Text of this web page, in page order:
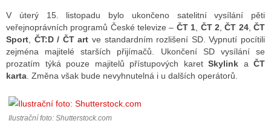
RÁDIÍ
VYSÍLAČE
TELEVIZE
V úterý 15. listopadu bylo ukončeno satelitní vysílání pěti
veřejnoprávních programů České televize – ČT 1 ČT 2,ČT 24,ČT
Sport
ČT:D / ČT art ve standardním rozlišení SD. Vypnutí pocítili
zejména majitelé starších přijímačů. Ukončení SD vysílání se
prozatím týká pouze majitelů přístupových karet Skylink a ČT
karta . Změna však bude nevyhnutelná i u dalších operátorů.
Ilustrační foto: Shutterstock.com